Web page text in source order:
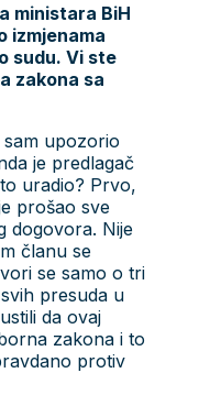
ministara BiH
izmjenama
sudu. Vi ste
zakona sa
upozorio
je predlagač
uradio? Prvo,
prošao sve
dogovora. Nije
članu se
se samo o tri
presuda u
da ovaj
zakona i to
protiv